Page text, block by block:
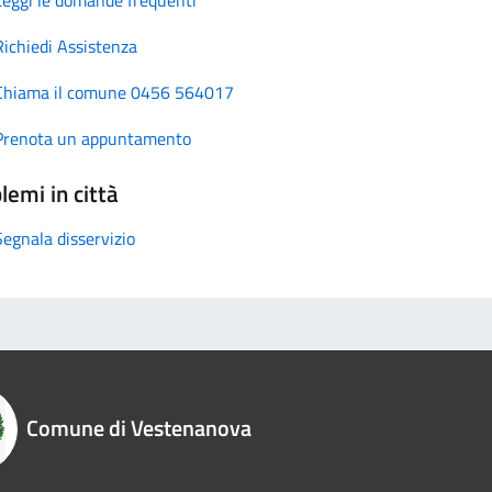
Assistenza
il comune 0456 564017
un appuntamento
in città
disservizio
Comune di Vestenanova